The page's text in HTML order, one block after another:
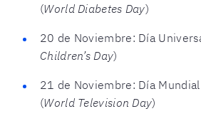
(World Diabetes Day)
20 de Noviembre: Día
Children’s Day)
21 de Noviembre: Día
(World Television Day)